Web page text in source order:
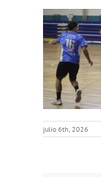
julio 6th, 2026